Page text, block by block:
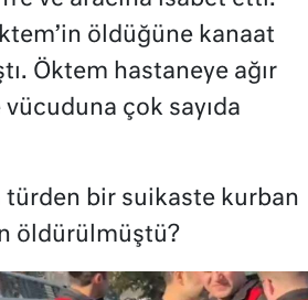
öldüğüne kanaat
Öktem hastaneye ağır
vücuduna çok sayıda
bir suikaste kurban
öldürülmüştü?